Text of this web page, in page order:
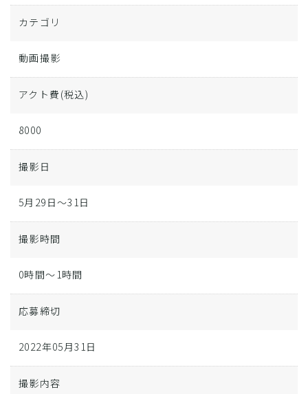
カテゴリ
動画撮影
アクト費 (税込)
8000
撮影日
5月29日～31日
撮影時間
0時間～1時間
応募締切
2022年05月31日
撮影内容